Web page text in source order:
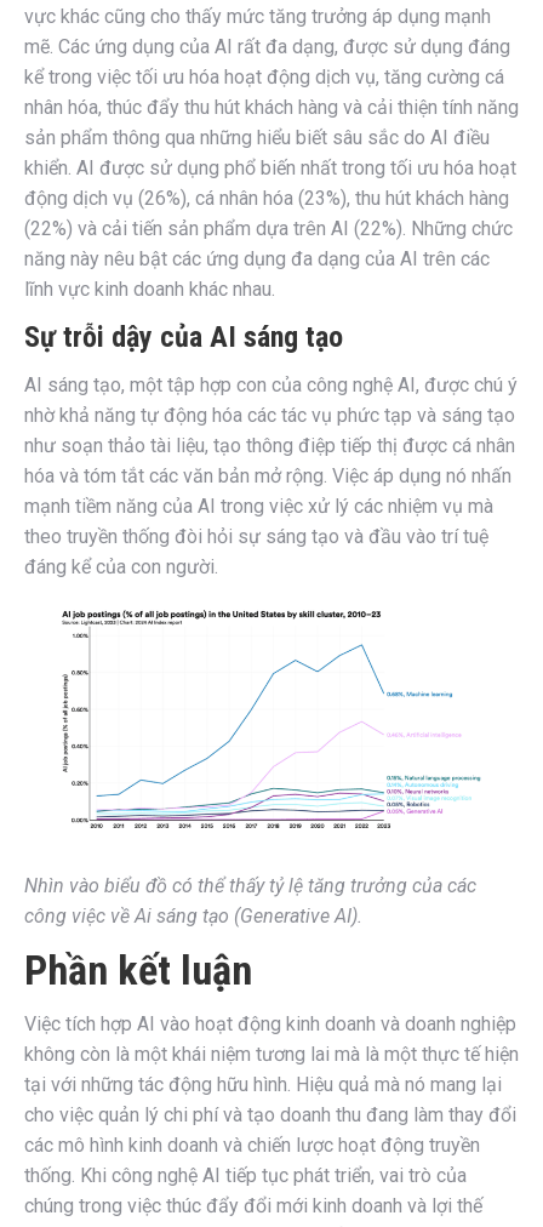
vực khác cũng cho thấy mức tăng trưởng áp dụng mạnh
mẽ. Các ứng dụng của AI rất đa dạng, được sử dụng đáng
kể trong việc tối ưu hóa hoạt động dịch vụ, tăng cường cá
nhân hóa, thúc đẩy thu hút khách hàng và cải thiện tính năng
sản phẩm thông qua những hiểu biết sâu sắc do AI điều
khiển. AI được sử dụng phổ biến nhất trong tối ưu hóa hoạt
động dịch vụ (26%), cá nhân hóa (23%), thu hút khách hàng
(22%) và cải tiến sản phẩm dựa trên AI (22%). Những chức
năng này nêu bật các ứng dụng đa dạng của AI trên các
lĩnh vực kinh doanh khác nhau.
Sự trỗi dậy của AI sáng tạo
AI sáng tạo, một tập hợp con của công nghệ AI, được chú ý
nhờ khả năng tự động hóa các tác vụ phức tạp và sáng tạo
như soạn thảo tài liệu, tạo thông điệp tiếp thị được cá nhân
hóa và tóm tắt các văn bản mở rộng. Việc áp dụng nó nhấn
mạnh tiềm năng của AI trong việc xử lý các nhiệm vụ mà
theo truyền thống đòi hỏi sự sáng tạo và đầu vào trí tuệ
đáng kể của con người.
Nhìn vào biểu đồ có thể thấy tỷ lệ tăng trưởng của các
công việc về Ai sáng tạo (Generative AI).
Phần kết luận
Việc tích hợp AI vào hoạt động kinh doanh và doanh nghiệp
không còn là một khái niệm tương lai mà là một thực tế hiện
tại với những tác động hữu hình. Hiệu quả mà nó mang lại
cho việc quản lý chi phí và tạo doanh thu đang làm thay đổi
các mô hình kinh doanh và chiến lược hoạt động truyền
thống. Khi công nghệ AI tiếp tục phát triển, vai trò của
chúng trong việc thúc đẩy đổi mới kinh doanh và lợi thế